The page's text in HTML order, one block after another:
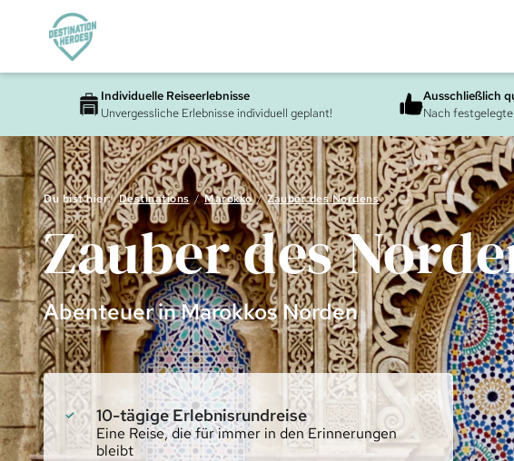
Individuelle Reiseerlebnisse
Unvergessliche Erlebnisse individuell geplant!
Ausschließlich
Nach
Du bist hier: Destinations Marokko Zauber des Nordens
Zauber des
Abenteuer in Marokkos Norden
10-tägige Erlebnisrundreise
Eine Reise, die für immer in den Erinnerungen
bleibt